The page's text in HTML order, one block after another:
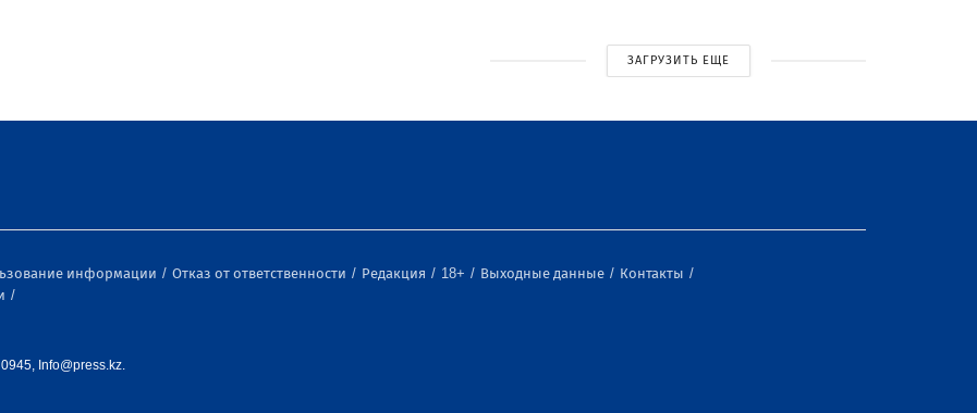
ЗАГРУЗИТЬ ЕЩЕ
информации Отказ от ответственности Редакция 18+ Выходные данные
Контакты
Info@press.kz.